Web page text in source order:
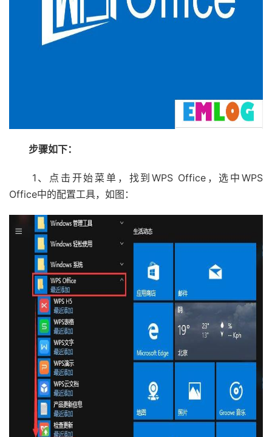
步骤如下：
1、点击开始菜单，找到WPS Office，选中WPS
Office中的配置工具，如图：